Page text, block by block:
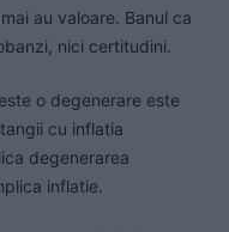
mai au valoare. Banul ca
nici certitudini.
o degenerare este
cu inflatia
degenerarea
inflatie.